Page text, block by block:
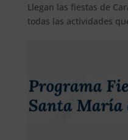
Llegan las fiestas de
todas las actividades